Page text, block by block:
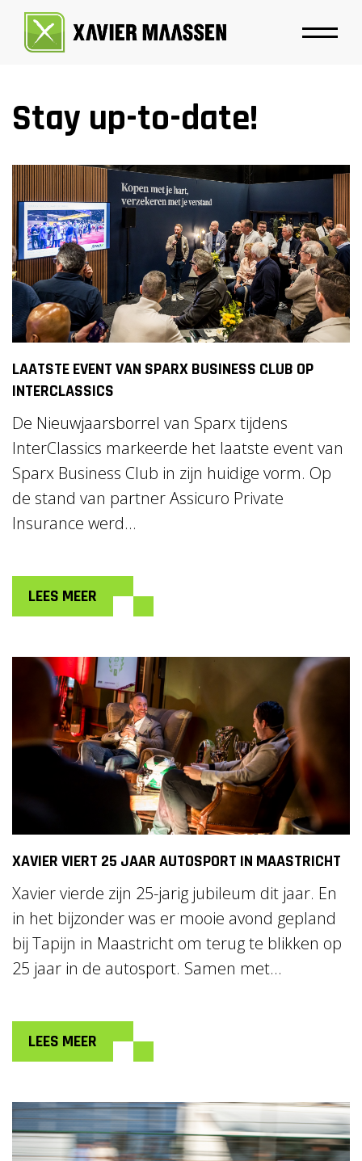
Stay up-to-date!
LAATSTE EVENT VAN SPARX BUSINESS CLUB OP
INTERCLASSICS
De Nieuwjaarsborrel van Sparx tijdens
InterClassics markeerde het laatste event van
Sparx Business Club in zijn huidige vorm. Op
de stand van partner Assicuro Private
Insurance werd...
LEES MEER
XAVIER VIERT 25 JAAR AUTOSPORT IN MAASTRICHT
Xavier vierde zijn 25-jarig jubileum dit jaar. En
in het bijzonder was er mooie avond gepland
bij Tapijn in Maastricht om terug te blikken op
25 jaar in de autosport. Samen met...
LEES MEER